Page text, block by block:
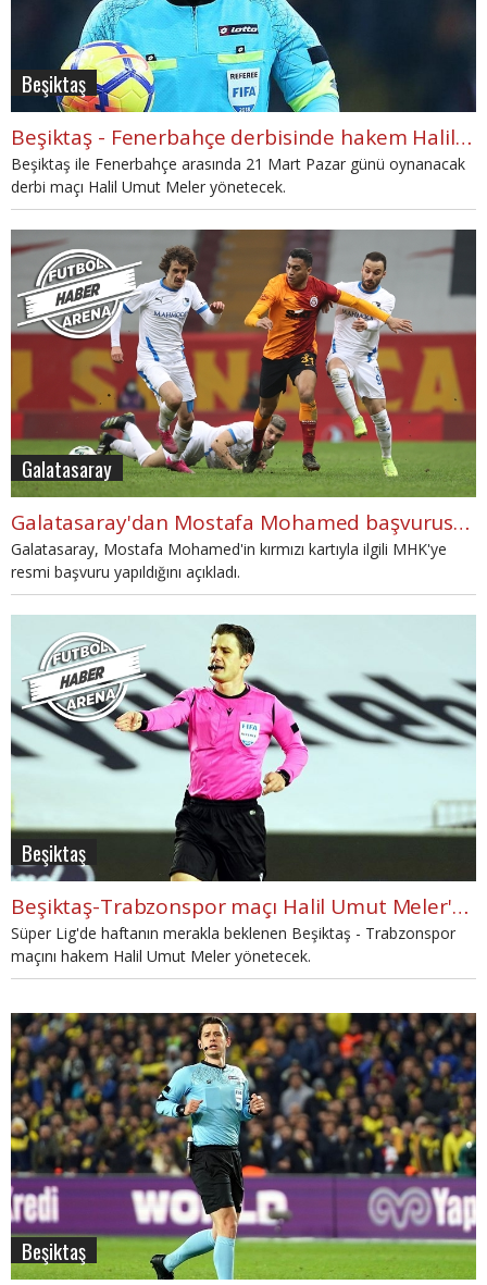
Beşiktaş
Beşiktaş - Fenerbahçe derbisinde hakem Halil Umut Meler
Beşiktaş ile Fenerbahçe arasında 21 Mart Pazar günü oynanacak
derbi maçı Halil Umut Meler yönetecek.
Galatasaray
Galatasaray'dan Mostafa Mohamed başvurusu: 'Aşikar hatalı'
Galatasaray, Mostafa Mohamed'in kırmızı kartıyla ilgili MHK'ye
resmi başvuru yapıldığını açıkladı.
Beşiktaş
Beşiktaş-Trabzonspor maçı Halil Umut Meler'e verildi
Süper Lig'de haftanın merakla beklenen Beşiktaş - Trabzonspor
maçını hakem Halil Umut Meler yönetecek.
Beşiktaş